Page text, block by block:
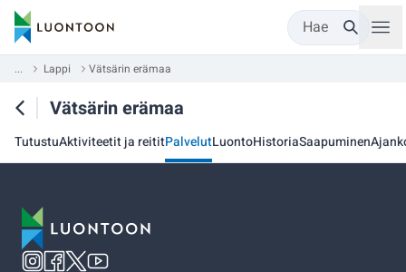
Hae
... Lappi Vätsärin erämaa
Vätsärin erämaa
TutustuAktiviteetit ja reititPalvelutLuontoHistoriaSaapuminen